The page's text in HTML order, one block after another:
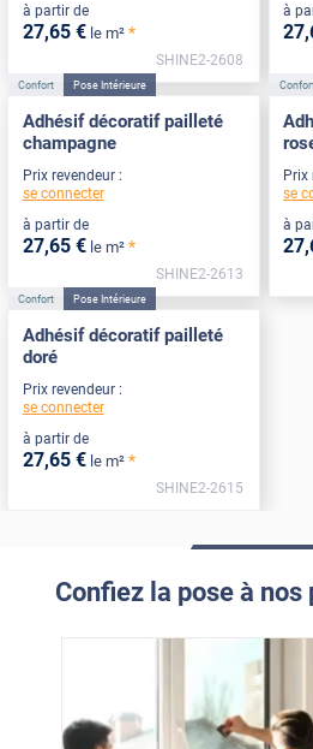
à partir de
27,65 € le m² *
SHINE2-2608
à
27
Confort Pose Intérieure
Adhésif décoratif pailleté
champagne
Prix revendeur :
se connecter
à partir de
27,65 € le m² *
SHINE2-2613
Prix
se
à
27
Confort Pose Intérieure
Adhésif décoratif pailleté
doré
Prix revendeur :
se connecter
à partir de
27,65 € le m² *
SHINE2-2615
Confiez la pose à